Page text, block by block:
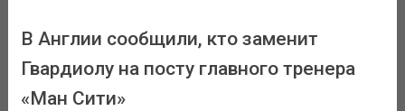
В Англии сообщили, кто заменит
Гвардиолу на посту главного тренера
«Ман Сити»